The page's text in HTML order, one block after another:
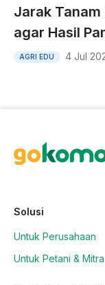
Jarak
agar Hasil
AGRI EDU 4 Jul
Solusi
Untuk Perusahaan
Untuk Petani & Mitra